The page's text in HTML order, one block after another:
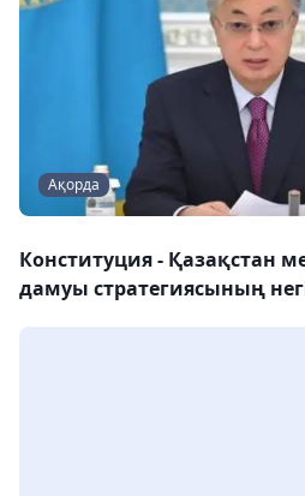
Ақорда
Конституция - Қазақстан
дамуы стратегиясының